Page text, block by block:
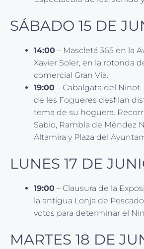
SÁBADO 15 DE
14:00 – Mascletá 365 en la
Xavier Soler, en la rotonda
comercial Gran Vía.
19:00 – Cabalgata del
de les Fogueres desfilan
tema de su hoguera.
Sabio, Rambla de Méndez
Altamira y Plaza del
LUNES 17 DE
19:00 – Clausura de la
la antigua Lonja de
votos para determinar el
MARTES 18 DE